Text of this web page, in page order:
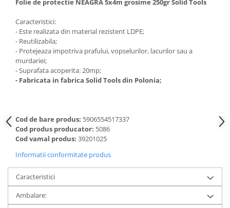
Caracteristici:
- Este realizata din material rezistent LDPE;
- Reutilizabila;
- Protejeaza impotriva prafului, vopselurilor, lacurilor sau a
murdariei;
- Suprafata acoperita: 20mp;
- Fabricata in fabrica Solid Tools din Polonia;
Cod de bare produs: 5906554517337
Cod produs producator: 5086
Cod vamal produs: 39201025
Informatii conformitate produs
Caracteristici
Ambalare: